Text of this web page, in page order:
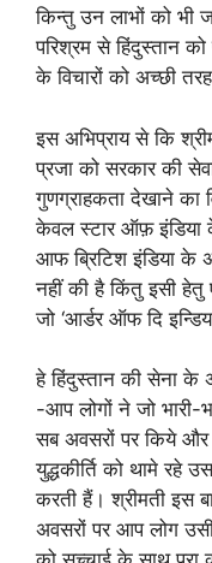
किन्तु उन लाभों को भी
परिश्रम से हिंदुस्तान को
के विचारों को अच्छी
इस अभिप्राय से कि
प्रजा को सरकार की
गुणग्राहकता देखाने का
केवल स्टार ऑफ़ इंडिया
आफ ब्रिटिश इंडिया के
नहीं की है किंतु इसी
जो ‘आर्डर ऑफ दि
हे हिंदुस्तान की सेना के
-आप लोगों ने जो भारी-
सब अवसरों पर किये और
युद्धकीर्ति को थामे रहे
करती हैं। श्रीमती इस
अवसरों पर आप लोग